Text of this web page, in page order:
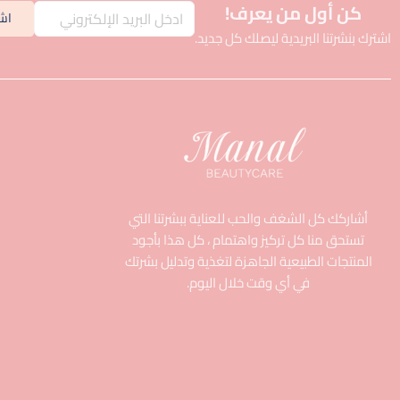
كن أول من يعرف!
اشترك بنشرتنا البريدية ليصلك كل جديد.
أشاركك كل الشغف والحب للعناية ببشرتنا التي
تستحق منا كل تركيز واهتمام ، كل هذا بأجود
المنتجات الطبيعية الجاهزة لتغذية وتدليل بشرتك
في أي وقت خلال اليوم.